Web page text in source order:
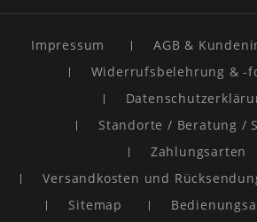
Impressum
AGB &
Widerrufsbelehrung & -
Standorte / Beratung /
Zahlungsarten
Versandkosten und
Sitemap